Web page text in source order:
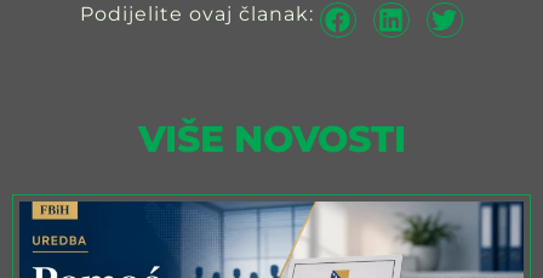
Podijelite ovaj članak:
VIŠE NOVOSTI